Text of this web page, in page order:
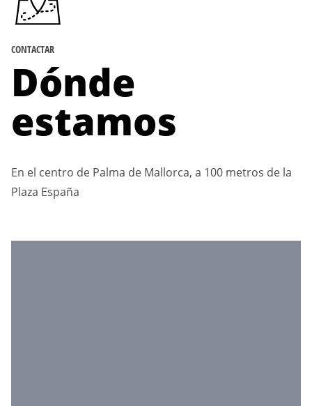
CONTACTAR
Dónde
estamos
En el centro de Palma de Mallorca, a 100 metros de la
Plaza España